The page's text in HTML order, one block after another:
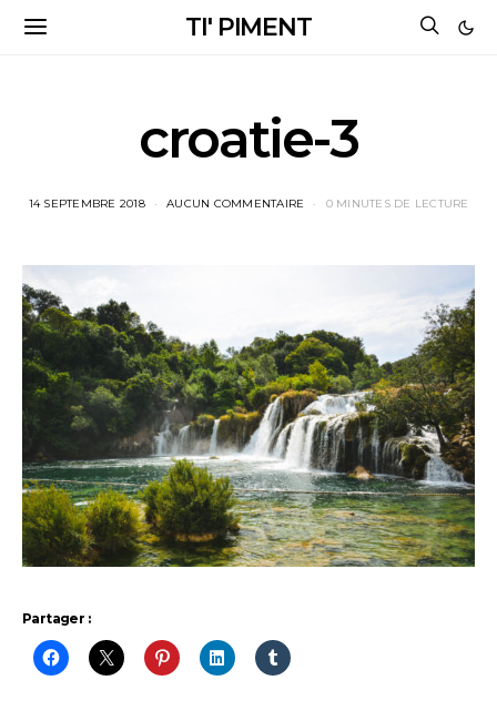
TI' PIMENT
croatie-3
14 SEPTEMBRE 2018 AUCUN COMMENTAIRE 0 MINUTES DE LECTURE
Partager :